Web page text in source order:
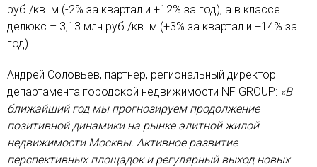
руб./кв. м (-2% за квартал и +12% за год), а в классе
делюкс – 3,13 млн руб./кв. м (+3% за квартал и +14% за
год).
Андрей Соловьев, партнер, региональный директор
департамента городской недвижимости NF GROUP: «В
ближайший год мы прогнозируем продолжение
позитивной динамики на рынке элитной жилой
недвижимости Москвы. Активное развитие
перспективных площадок и регулярный выход новых